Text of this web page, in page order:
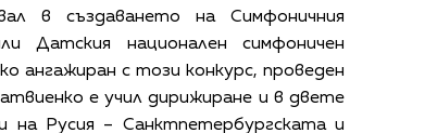
в създаването на Симфоничния
Датския национален симфоничен
ангажиран с този конкурс, проведен
е учил дирижиране и в двете
на Русия – Санктпетербургската и